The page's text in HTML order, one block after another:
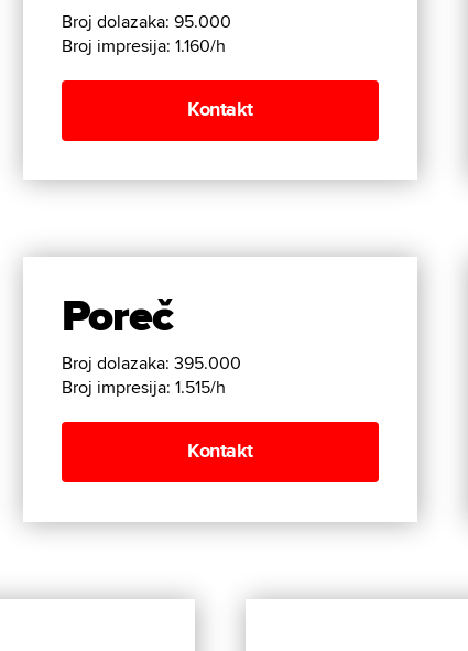
Broj dolazaka: 95.000
Broj impresija: 1.160/h
Kontakt
Poreč
Broj dolazaka: 395.000
Broj impresija: 1.515/h
Kontakt